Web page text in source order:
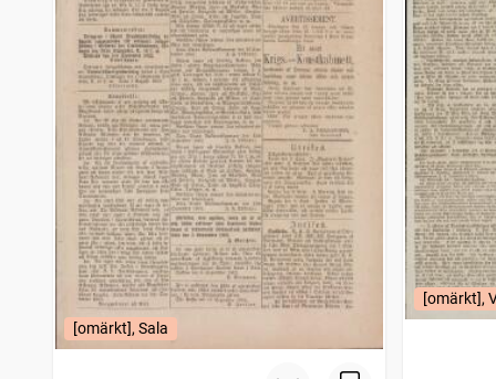
[omärkt], Sala
[omärkt],